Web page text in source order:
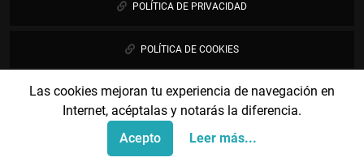
Las cookies mejoran tu experiencia de navegación en
Internet, acéptalas y notarás la diferencia.
Acepto
Leer más...
POLÍTICA DE PRIVACIDAD
POLÍTICA DE COOKIES
PUBLICIDAD
CONTÁCTANOS